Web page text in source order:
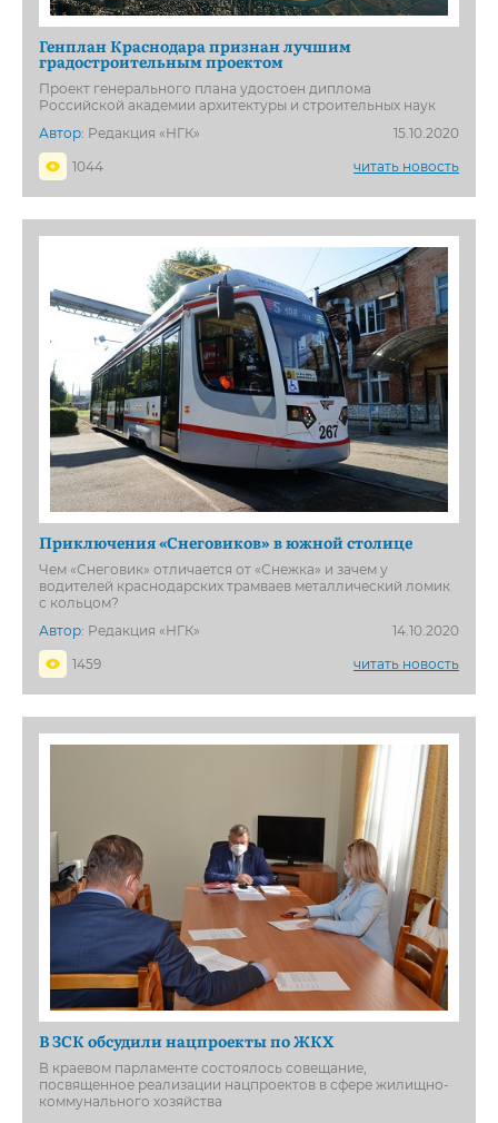
Генплан Краснодара признан лучшим
градостроительным проектом
Проект генерального плана удостоен диплома
Российской академии архитектуры и строительных наук
Автор: Редакция «НГК»
15.10.2020
1044
читать новость
Приключения «Снеговиков» в южной столице
Чем «Снеговик» отличается от «Снежка» и зачем у
водителей краснодарских трамваев металлический ломик
с кольцом?
Автор: Редакция «НГК»
14.10.2020
1459
читать новость
В ЗСК обсудили нацпроекты по ЖКХ
В краевом парламенте состоялось совещание,
посвященное реализации нацпроектов в сфере жилищно-
коммунального хозяйства